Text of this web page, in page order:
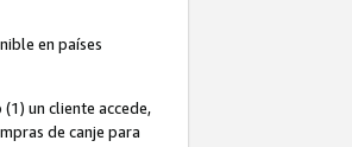
en países
un cliente accede,
de canje para